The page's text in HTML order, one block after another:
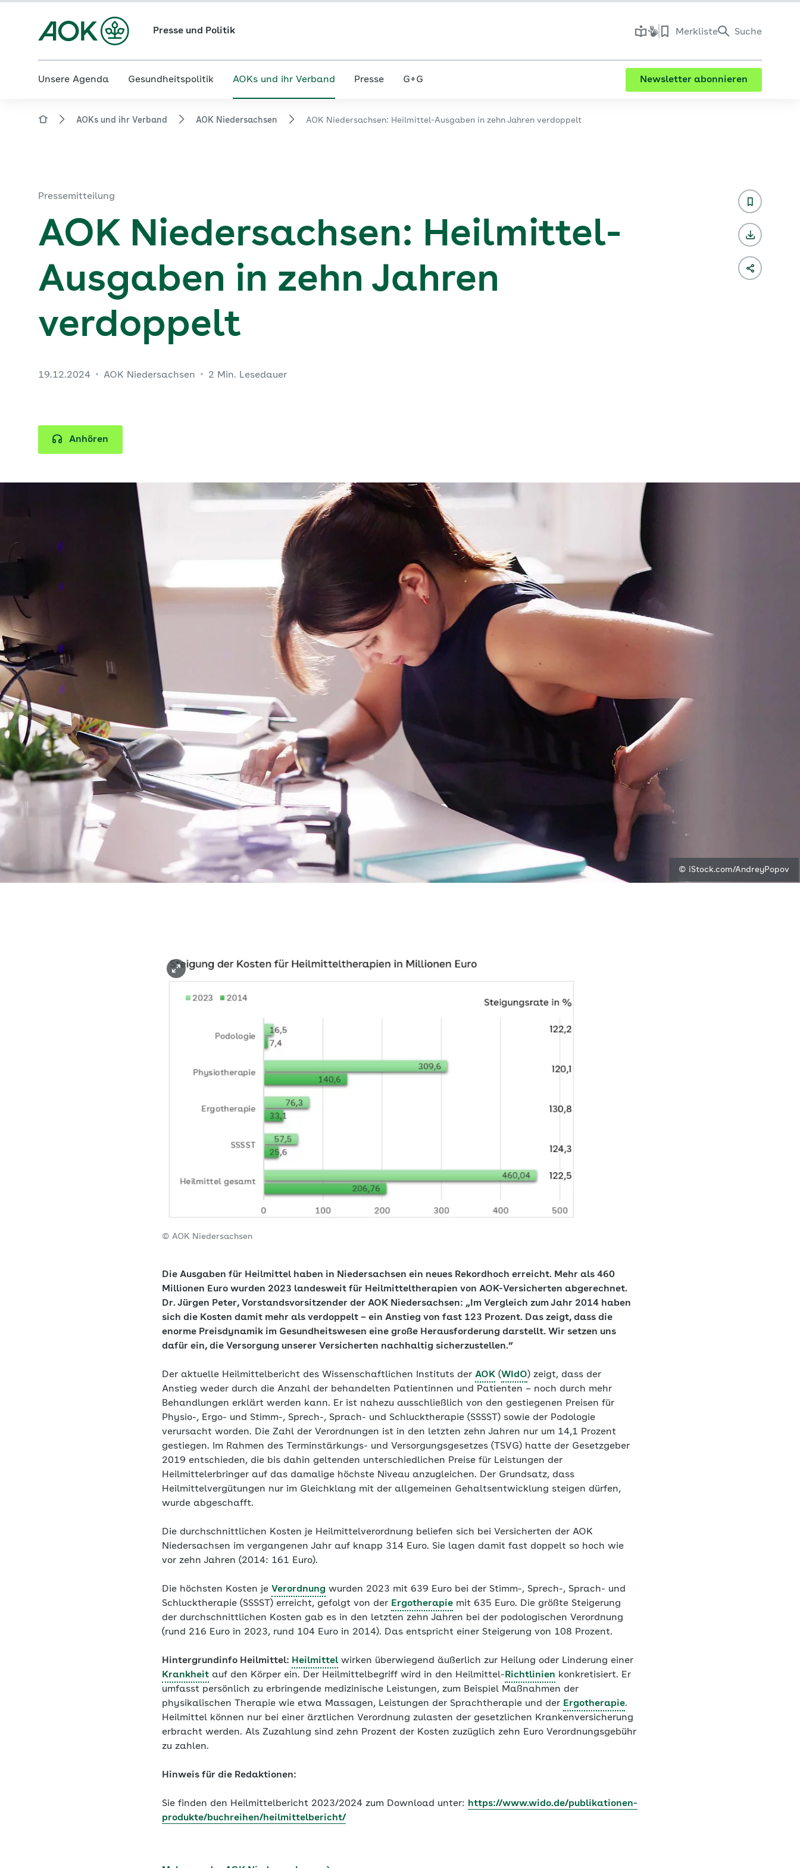
Presse und Politik Merkliste Suche
Unsere Agenda Gesundheitspolitik AOKs und ihr Verband Presse G+G Newsletter abonnieren
AOKs und ihr Verband AOK Niedersachsen AOK Niedersachsen: Heilmittel-Ausgaben in zehn Jahren verdoppelt
Pressemitteilung
AOK Niedersachsen: Heilmittel-
Ausgaben in zehn Jahren
verdoppelt
19.12.2024 AOK Niedersachsen 2 Min. Lesedauer
Anhören
© iStock.com/AndreyPopov
© AOK Niedersachsen
Die Ausgaben für Heilmittel haben in Niedersachsen ein neues Rekordhoch erreicht. Mehr als 460
Millionen Euro wurden 2023 landesweit für Heilmitteltherapien von AOK-Versicherten abgerechnet.
Dr. Jürgen Peter, Vorstandsvorsitzender der AOK Niedersachsen: „Im Vergleich zum Jahr 2014 haben
sich die Kosten damit mehr als verdoppelt – ein Anstieg von fast 123 Prozent. Das zeigt, dass die
enorme Preisdynamik im Gesundheitswesen eine große Herausforderung darstellt. Wir setzen uns
dafür ein, die Versorgung unserer Versicherten nachhaltig sicherzustellen.“
Der aktuelle Heilmittelbericht des Wissenschaftlichen Instituts der AOK (WIdO) zeigt, dass der
Anstieg weder durch die Anzahl der behandelten Patientinnen und Patienten – noch durch mehr
Behandlungen erklärt werden kann. Er ist nahezu ausschließlich von den gestiegenen Preisen für
Physio-, Ergo- und Stimm-, Sprech-, Sprach- und Schlucktherapie (SSSST) sowie der Podologie
verursacht worden. Die Zahl der Verordnungen ist in den letzten zehn Jahren nur um 14,1 Prozent
gestiegen. Im Rahmen des Terminstärkungs- und Versorgungsgesetzes (TSVG) hatte der Gesetzgeber
2019 entschieden, die bis dahin geltenden unterschiedlichen Preise für Leistungen der
Heilmittelerbringer auf das damalige höchste Niveau anzugleichen. Der Grundsatz, dass
Heilmittelvergütungen nur im Gleichklang mit der allgemeinen Gehaltsentwicklung steigen dürfen,
wurde abgeschafft.
Die durchschnittlichen Kosten je Heilmittelverordnung beliefen sich bei Versicherten der AOK
Niedersachsen im vergangenen Jahr auf knapp 314 Euro. Sie lagen damit fast doppelt so hoch wie
vor zehn Jahren (2014: 161 Euro).
Die höchsten Kosten je Verordnung wurden 2023 mit 639 Euro bei der Stimm-, Sprech-, Sprach- und
Schlucktherapie (SSSST) erreicht, gefolgt von der Ergotherapie mit 635 Euro. Die größte Steigerung
der durchschnittlichen Kosten gab es in den letzten zehn Jahren bei der podologischen Verordnung
(rund 216 Euro in 2023, rund 104 Euro in 2014). Das entspricht einer Steigerung von 108 Prozent.
Hintergrundinfo Heilmittel: Heilmittel wirken überwiegend äußerlich zur Heilung oder Linderung einer
Krankheit auf den Körper ein. Der Heilmittelbegriff wird in den Heilmittel- Richtlinien konkretisiert. Er
umfasst persönlich zu erbringende medizinische Leistungen, zum Beispiel Maßnahmen der
physikalischen Therapie wie etwa Massagen, Leistungen der Sprachtherapie und der Ergotherapie.
Heilmittel können nur bei einer ärztlichen Verordnung zulasten der gesetzlichen Krankenversicherung
erbracht werden. Als Zuzahlung sind zehn Prozent der Kosten zuzüglich zehn Euro Verordnungsgebühr
zu zahlen.
Hinweis für die Redaktionen:
Sie finden den Heilmittelbericht 2023/2024 zum Download unter: https://www.wido.de/publikationen-
produkte/buchreihen/heilmittelbericht/